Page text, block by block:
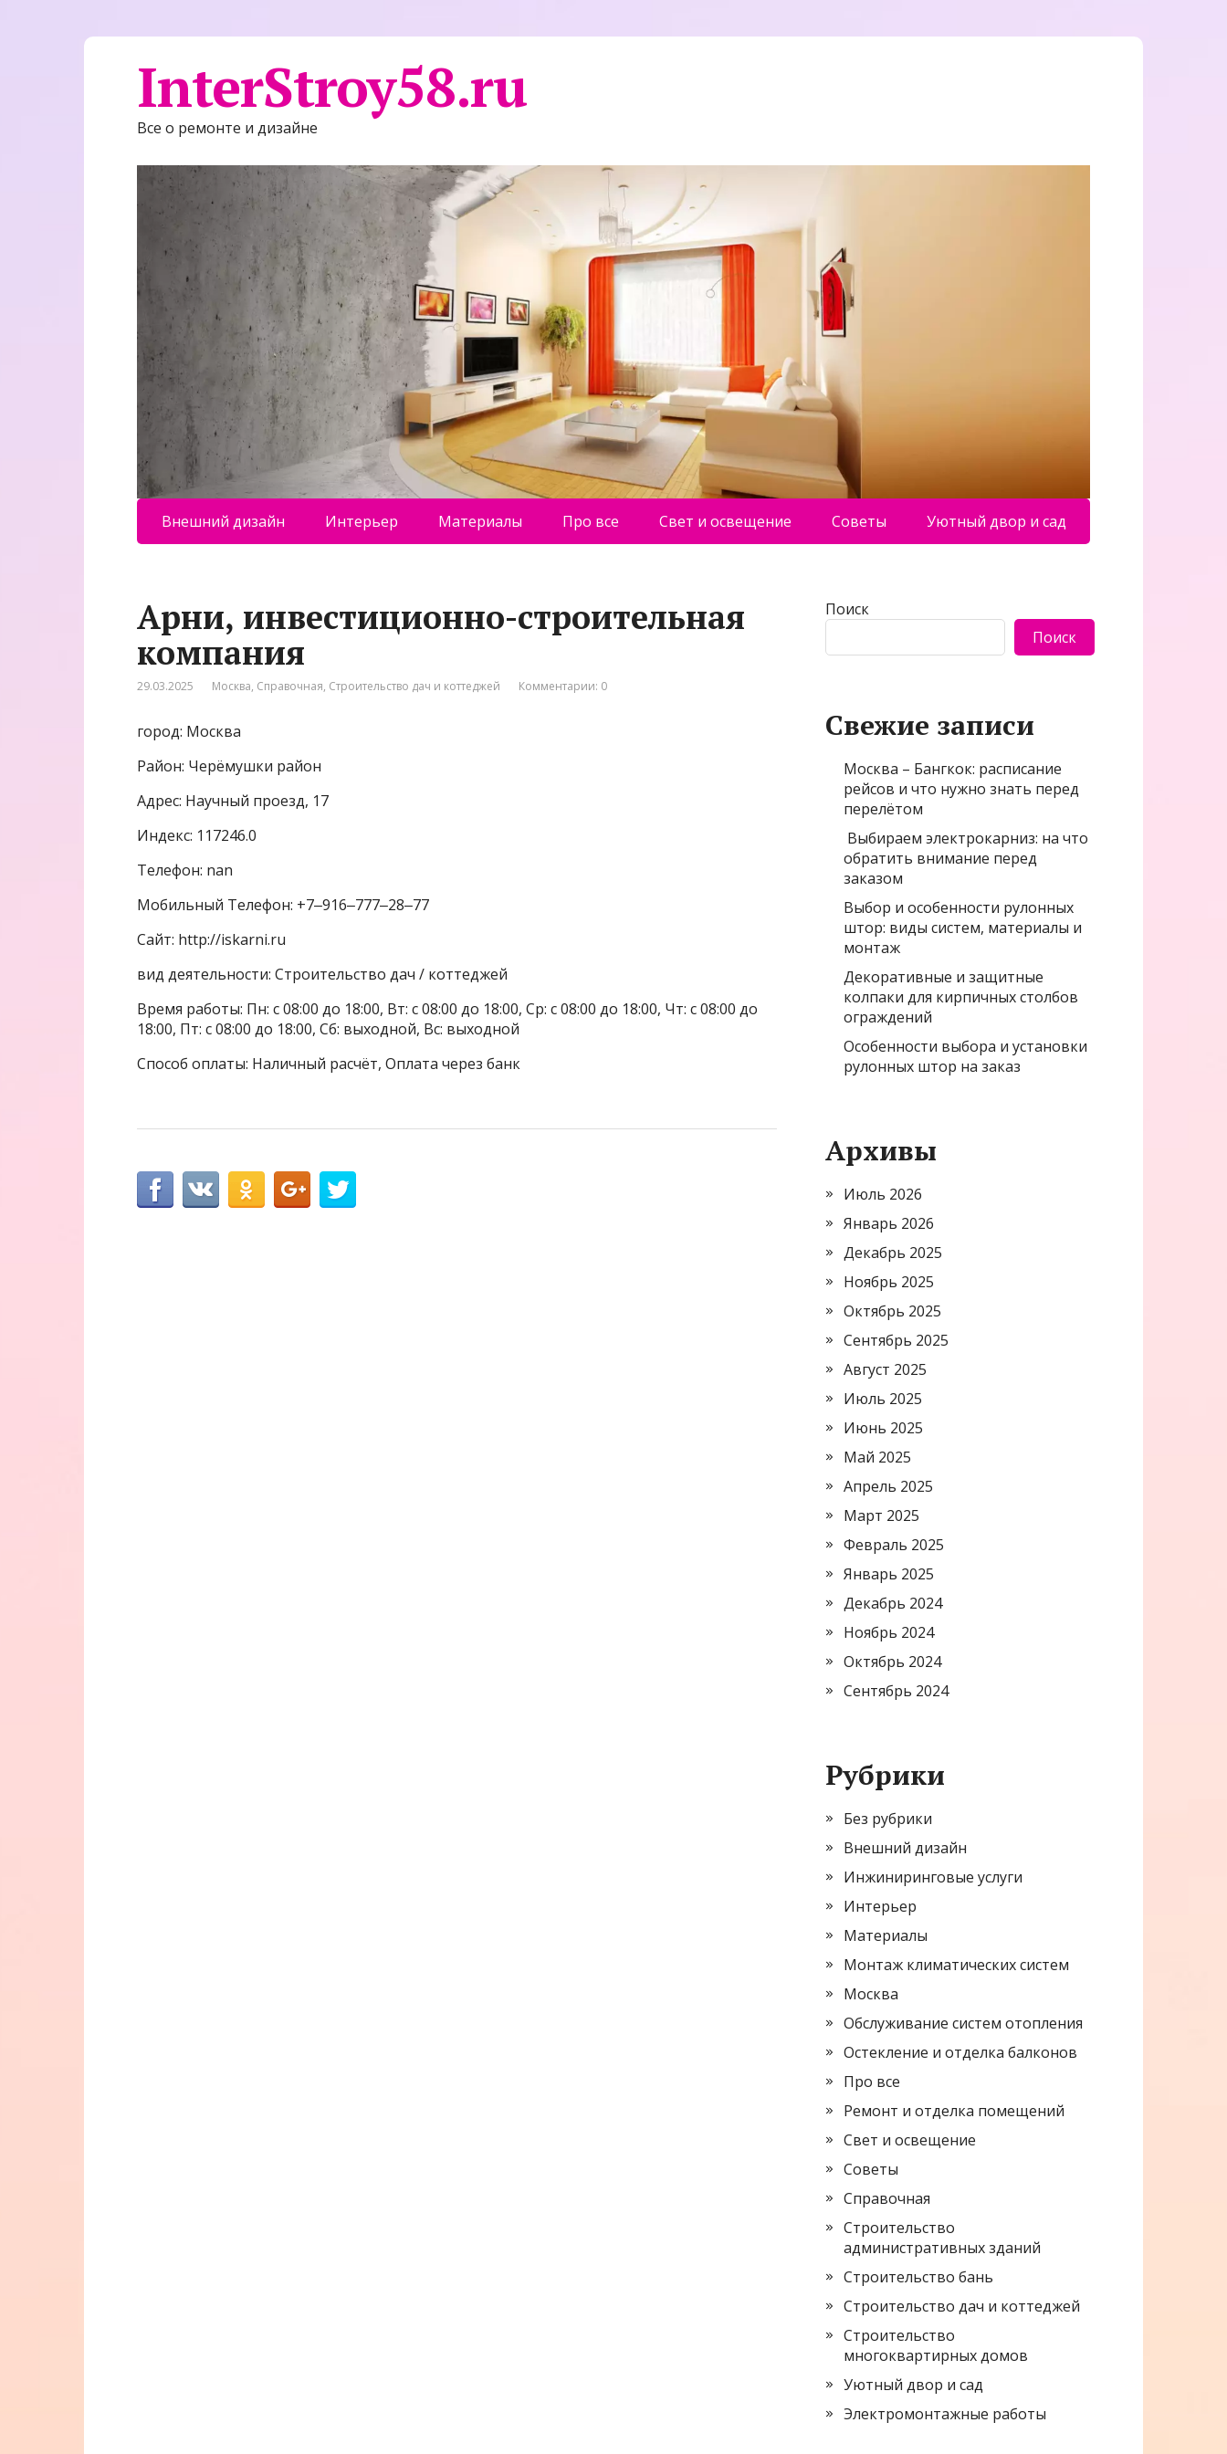
InterStroy58.ru
Все о ремонте и дизайне
Внешний дизайн Интерьер Материалы Про все Свет и освещение Советы Уютный двор и сад
Арни, инвестиционно-строительная
компания
29.03.2025 Москва, Справочная, Строительство дач и коттеджей Комментарии: 0
город: Москва
Район: Черёмушки район
Адрес: Научный проезд, 17
Индекс: 117246.0
Телефон: nan
Мобильный Телефон: +7‒916‒777‒28‒77
Сайт: http://iskarni.ru
вид деятельности: Строительство дач / коттеджей
Время работы: Пн: с 08:00 до 18:00, Вт: с 08:00 до 18:00, Ср: с 08:00 до 18:00, Чт: с 08:00 до
18:00, Пт: с 08:00 до 18:00, Сб: выходной, Вс: выходной
Способ оплаты: Наличный расчёт, Оплата через банк
Поиск
Поиск
Свежие записи
Москва – Бангкок: расписание
рейсов и что нужно знать перед
перелётом
Выбираем электрокарниз: на что
обратить внимание перед
заказом
Выбор и особенности рулонных
штор: виды систем, материалы и
монтаж
Декоративные и защитные
колпаки для кирпичных столбов
ограждений
Особенности выбора и установки
рулонных штор на заказ
Архивы
Июль 2026
Январь 2026
Декабрь 2025
Ноябрь 2025
Октябрь 2025
Сентябрь 2025
Август 2025
Июль 2025
Июнь 2025
Май 2025
Апрель 2025
Март 2025
Февраль 2025
Январь 2025
Декабрь 2024
Ноябрь 2024
Октябрь 2024
Сентябрь 2024
Рубрики
Без рубрики
Внешний дизайн
Инжиниринговые услуги
Интерьер
Материалы
Монтаж климатических систем
Москва
Обслуживание систем отопления
Остекление и отделка балконов
Про все
Ремонт и отделка помещений
Свет и освещение
Советы
Справочная
Строительство
административных зданий
Строительство бань
Строительство дач и коттеджей
Строительство
многоквартирных домов
Уютный двор и сад
Электромонтажные работы